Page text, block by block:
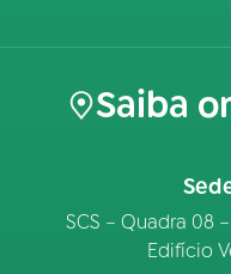
Saiba
SCS – Quadra 08
Edifício